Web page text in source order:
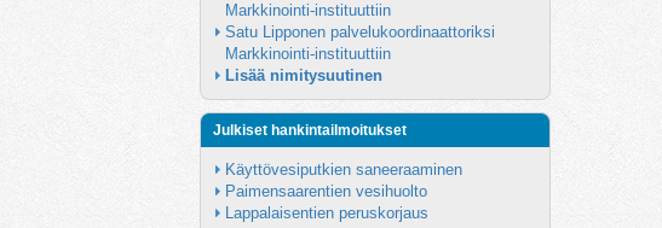
Markkinointi-instituuttiin
Satu Lipponen palvelukoordinaattoriksi
Markkinointi-instituuttiin
Lisää nimitysuutinen
Julkiset hankintailmoitukset
Käyttövesiputkien saneeraaminen
Paimensaarentien vesihuolto
Lappalaisentien peruskorjaus